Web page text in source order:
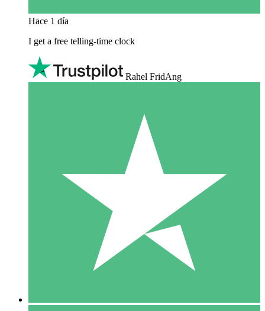
Hace 1 día
I get a free telling-time clock
Rahel FridAng